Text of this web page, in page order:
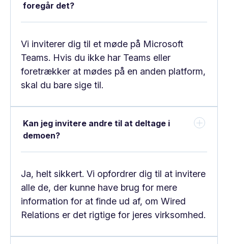
foregår det?
Vi inviterer dig til et møde på Microsoft
Teams. Hvis du ikke har Teams eller
foretrækker at mødes på en anden platform,
skal du bare sige til.
Kan jeg invitere andre til at deltage i
demoen?
Ja, helt sikkert. Vi opfordrer dig til at invitere
alle de, der kunne have brug for mere
information for at finde ud af, om Wired
Relations er det rigtige for jeres virksomhed.